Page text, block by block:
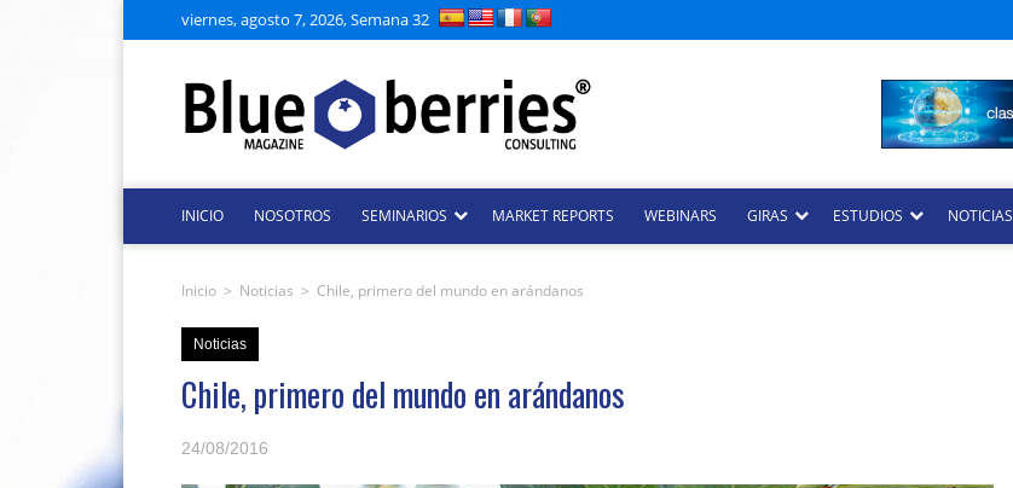
viernes, agosto 7, 2026, Semana 32
INICIO NOSOTROS SEMINARIOS MARKET REPORTS WEBINARS GIRAS ESTUDIOS NOTICIAS
Inicio > Noticias > Chile, primero del mundo en arándanos
Noticias
Chile, primero del mundo en arándanos
24/08/2016